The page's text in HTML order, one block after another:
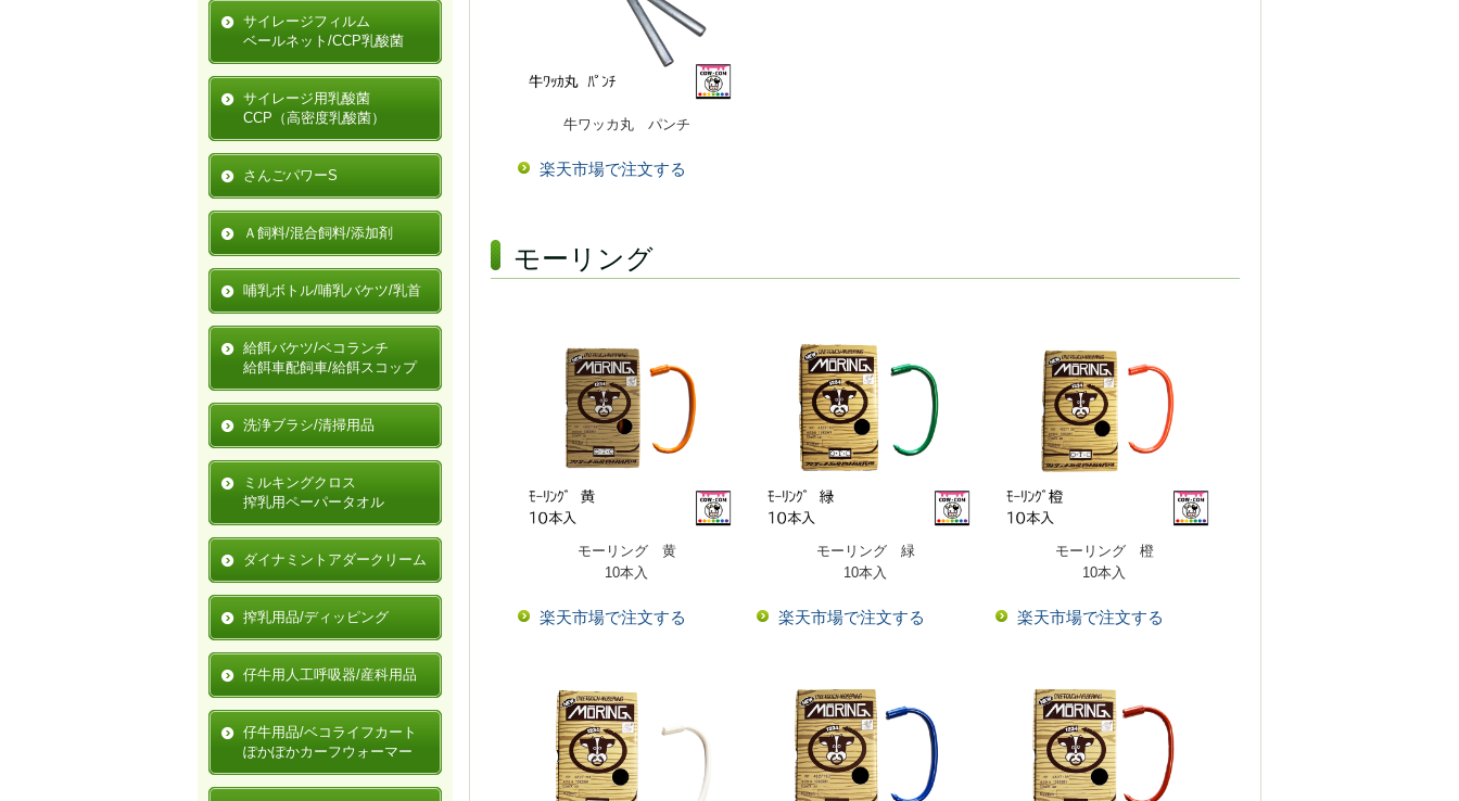
牛ワッカ丸 パンチ
楽天市場で注文する
モーリング
モーリング 黄
10本入
楽天市場で注文する
モーリング 緑
10本入
楽天市場で注文する
モーリング 橙
10本入
楽天市場で注文する
サイレージフィルム
ベールネット/CCP乳酸菌
サイレージ用乳酸菌
CCP（高密度乳酸菌）
さんごパワーS
Ａ飼料/混合飼料/添加剤
哺乳ボトル/哺乳バケツ/乳首
給餌バケツ/ベコランチ
給餌車配飼車/給餌スコップ
洗浄ブラシ/清掃用品
ミルキングクロス
搾乳用ペーパータオル
ダイナミントアダークリーム
搾乳用品/ディッピング
仔牛用人工呼吸器/産科用品
仔牛用品/ベコライフカート
ぽかぽかカーフウォーマー